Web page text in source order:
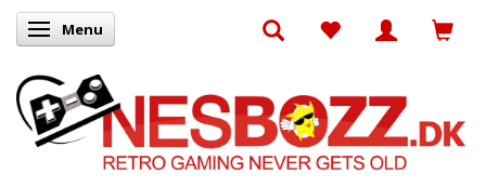
Skifte navigation
Menu